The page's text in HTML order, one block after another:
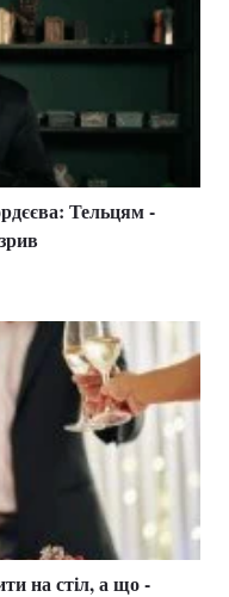
Тельцям -
на стіл, а що -